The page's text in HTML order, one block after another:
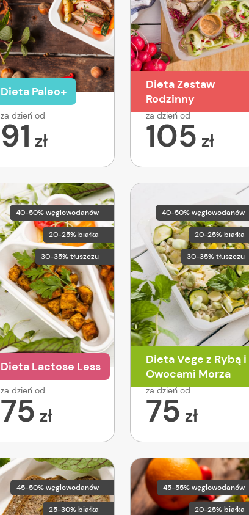
Dieta Paleo+
za dzień od
91 zł
Dieta Zestaw
Rodzinny
za dzień od
105 zł
40-50% węglowodanów
20-25% białka
30-35% tłuszczu
Dieta Lactose Less
za dzień od
75 zł
40-50% węglowodanów
20-25% białka
30-35% tłuszczu
Dieta Vege z Rybą i
Owocami Morza
za dzień od
75 zł
45-50% węglowodanów
25-30% białka
45-55% węglowodanów
20-25% białka